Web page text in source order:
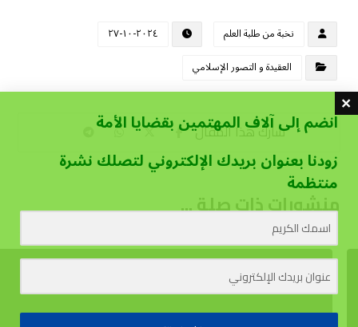
نخبة من طلبة العلم
٢٠٢٤-١٠-٢٧
العقيدة و التصور الإسلامي
منشورات ذات صلة ...
انضم إلى آلاف المهتمين بقضايا الأمة
زودنا بعنوان بريدك الإلكتروني لتصلك نشرة
منتظمة